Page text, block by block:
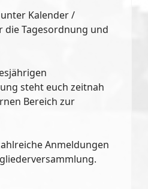
Kalender /
die Tagesordnung und
steht euch zeitnah
Bereich zur
Anmeldungen